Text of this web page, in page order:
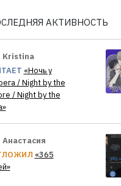
АКТИВНОСТЬ
Kristina
«Ночь у
/ Night by the
/ Night by the
Анастасия
«365